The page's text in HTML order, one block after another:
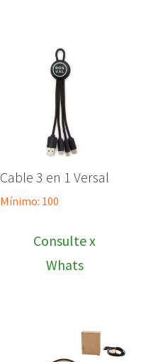
Cable 3 en 1 Versal
Mínimo: 100
Consulte x
Whats